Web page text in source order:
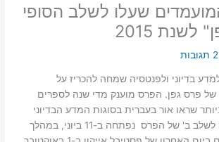
שעלו לשלב הסופי
2015
2 תגובות
בדיוני ולפנטסיה שמחה להכריז על
של פרס גפן. הפרס מוענק מדי שנה לספרים
שראו אור בעברית בסוגות המדע הבדיוני
והפנטסיה. ההצבעה לשלב ב' של הפרס נפתחה ב-11 ביוני, במהלך